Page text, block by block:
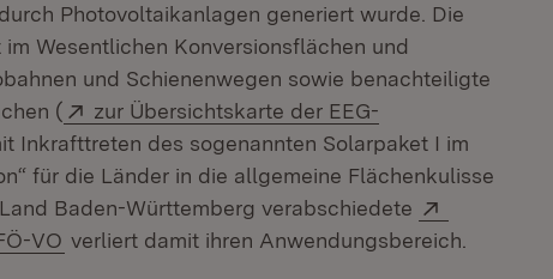
Photovoltaikanlagen generiert wurde. Die
Wesentlichen Konversionsflächen und
und Schienenwegen sowie benachteiligte
(
Extern:
zur Übersichtskarte der EEG-
Inkrafttreten des sogenannten Solarpaket I im
für die Länder in die allgemeine Flächenkulisse
Baden-Württemberg verabschiedete
VO (Öffnet in neuem Fenster)
verliert damit ihren Anwendungsbereich.